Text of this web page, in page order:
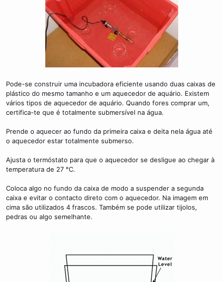
Pode-se construir uma incubadora eficiente usando duas caixas de
plástico do mesmo tamanho e um aquecedor de aquário. Existem
vários tipos de aquecedor de aquário. Quando fores comprar um,
certifica-te que é totalmente submersível na água.
Prende o aquecer ao fundo da primeira caixa e deita nela água até
o aquecedor estar totalmente submerso.
Ajusta o termóstato para que o aquecedor se desligue ao chegar à
temperatura de 27 °C.
Coloca algo no fundo da caixa de modo a suspender a segunda
caixa e evitar o contacto direto com o aquecedor. Na imagem em
cima são utilizados 4 frascos. Também se pode utilizar tijolos,
pedras ou algo semelhante.